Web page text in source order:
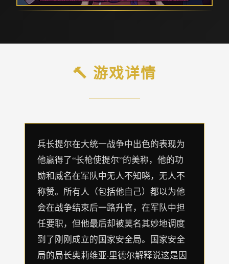
🔨 游戏详情
兵长提尔在大统一战争中出色的表现为
他赢得了“长枪使提尔”的美称，他的功
勋和威名在军队中无人不知晓，无人不
称赞。所有人（包括他自己）都以为他
会在战争结束后一路升官，在军队中担
任要职，但他最后却被莫名其妙地调度
到了刚刚成立的国家安全局。国家安全
局的局长奥莉维亚·里德尔解释说这是因